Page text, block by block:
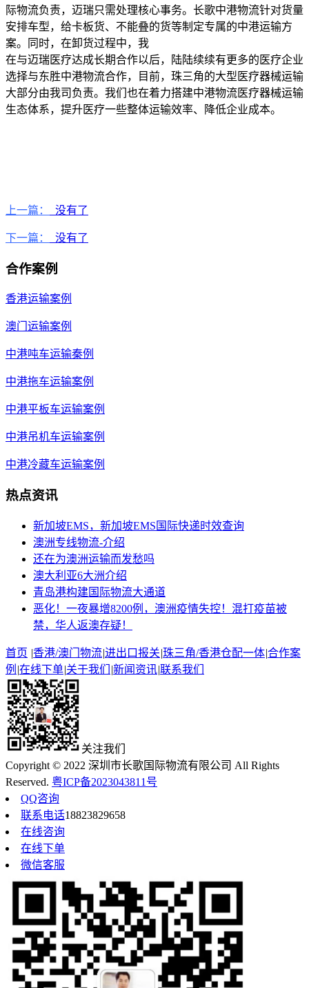
际物流负责，迈瑞只需处理核心事务。长歌中港物流针对货量
安排车型，给卡板货、不能叠的货等制定专属的中港运输方
案。同时，在卸货过程中，我
在与迈瑞医疗达成长期合作以后，陆陆续续有更多的医疗企业
选择与东胜中港物流合作，目前，珠三角的大型医疗器械运输
大部分由我司负责。我们也在着力搭建中港物流医疗器械运输
生态体系，提升医疗一些整体运输效率、降低企业成本。
上一篇： 没有了
下一篇： 没有了
合作案例
香港运输案例
澳门运输案例
中港吨车运输秦例
中港拖车运输案例
中港平板车运输案例
中港吊机车运输案例
中港冷藏车运输案例
热点资讯
新加坡EMS，新加坡EMS国际快递时效查询
澳洲专线物流-介绍
还在为澳洲运输而发愁吗
澳大利亚6大洲介绍
青岛港构建国际物流大通道
恶化！一夜暴增8200例，澳洲疫情失控！混打疫苗被
禁，华人返澳存疑！
首页 |香港/澳门物流|进出口报关|珠三角/香港仓配一体|合作案
例 |在线下单|关于我们 |新闻资讯|联系我们
关注我们
Copyright © 2022 深圳市长歌国际物流有限公司 All Rights
Reserved. 粤ICP备2023043811号
QQ咨询
联系电话18823829658
在线咨询
在线下单
微信客服